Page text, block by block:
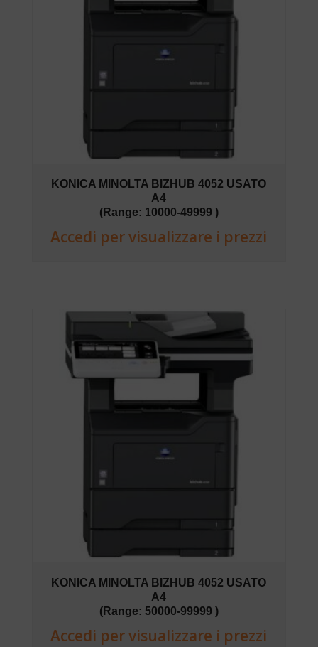
KONICA MINOLTA BIZHUB 4052 USATO
A4
(Range: 10000-49999 )
Accedi per visualizzare i prezzi
KONICA MINOLTA BIZHUB 4052 USATO
A4
(Range: 50000-99999 )
Accedi per visualizzare i prezzi